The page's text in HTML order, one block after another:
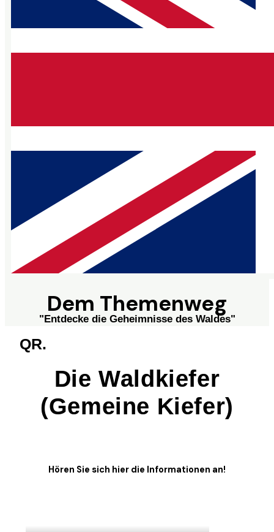
Dem Themenweg
"Entdecke die Geheimnisse des Waldes"
QR.
Die Waldkiefer
(Gemeine Kiefer)
Hören Sie sich hier die Informationen an!